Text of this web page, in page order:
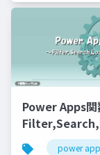
Power Apps関
関数～power